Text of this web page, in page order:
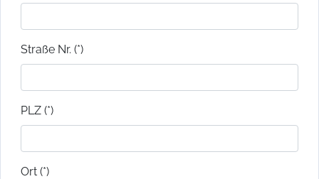
Straße Nr. (*)
PLZ (*)
Ort (*)